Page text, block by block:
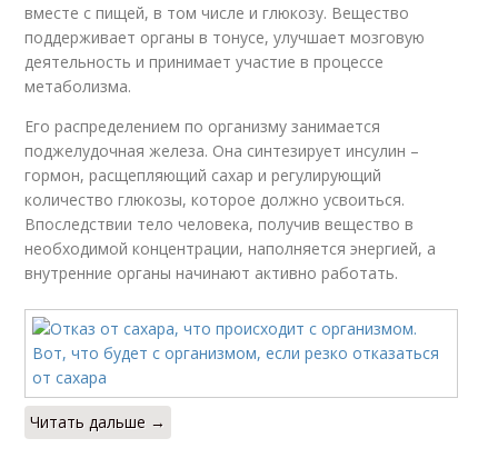
вместе с пищей, в том числе и глюкозу. Вещество
поддерживает органы в тонусе, улучшает мозговую
деятельность и принимает участие в процессе
метаболизма.
Его распределением по организму занимается
поджелудочная железа. Она синтезирует инсулин –
гормон, расщепляющий сахар и регулирующий
количество глюкозы, которое должно усвоиться.
Впоследствии тело человека, получив вещество в
необходимой концентрации, наполняется энергией, а
внутренние органы начинают активно работать.
Читать дальше →